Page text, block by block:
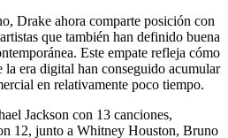
Drake ahora comparte posición con
que también han definido buena
Este empate refleja cómo
la era digital han conseguido acumular
en relativamente poco tiempo.
Jackson con 13 canciones,
12, junto a Whitney Houston, Bruno